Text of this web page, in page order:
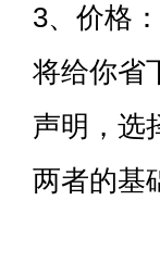
3、价格
将给你省
声明，选
两者的基